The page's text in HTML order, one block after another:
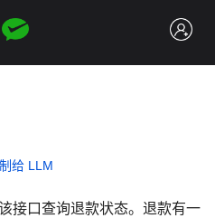
给 LLM
接口查询退款状态。退款有一